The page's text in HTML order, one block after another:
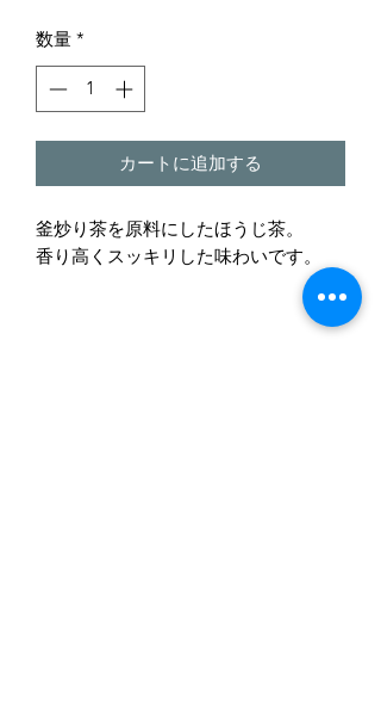
数量 *
カートに追加する
釜炒り茶を原料にしたほうじ茶。
香り高くスッキリした味わいです。